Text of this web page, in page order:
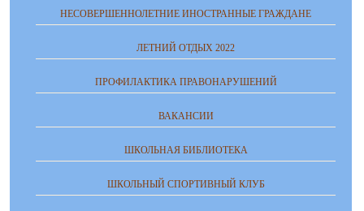
НЕСОВЕРШЕННОЛЕТНИЕ ИНОСТРАННЫЕ ГРАЖДАНЕ
ЛЕТНИЙ ОТДЫХ 2022
ПРОФИЛАКТИКА ПРАВОНАРУШЕНИЙ
ВАКАНСИИ
ШКОЛЬНАЯ БИБЛИОТЕКА
ШКОЛЬНЫЙ СПОРТИВНЫЙ КЛУБ